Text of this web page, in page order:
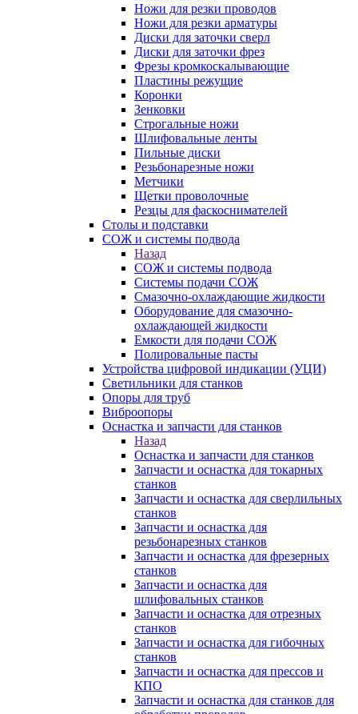
Ножи для резки проводов
Ножи для резки арматуры
Диски для заточки сверл
Диски для заточки фрез
Фрезы кромкоскалывающие
Пластины режущие
Коронки
Зенковки
Строгальные ножи
Шлифовальные ленты
Пильные диски
Резьбонарезные ножи
Метчики
Щетки проволочные
Резцы для фаскоснимателей
Столы и подставки
СОЖ и системы подвода
Назад
СОЖ и системы подвода
Системы подачи СОЖ
Смазочно-охлаждающие жидкости
Оборудование для смазочно-
охлаждающей жидкости
Емкости для подачи СОЖ
Полировальные пасты
Устройства цифровой индикации (УЦИ)
Светильники для станков
Опоры для труб
Виброопоры
Оснастка и запчасти для станков
Назад
Оснастка и запчасти для станков
Запчасти и оснастка для токарных
станков
Запчасти и оснастка для сверлильных
станков
Запчасти и оснастка для
резьбонарезных станков
Запчасти и оснастка для фрезерных
станков
Запчасти и оснастка для
шлифовальных станков
Запчасти и оснастка для отрезных
станков
Запчасти и оснастка для гибочных
станков
Запчасти и оснастка для прессов и
КПО
Запчасти и оснастка для станков для